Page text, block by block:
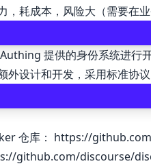
，耗成本，风险大（需要在业
提供的身份系统进行
外设计和开发，采用标准协议
仓库： https://
github.com/discourse/